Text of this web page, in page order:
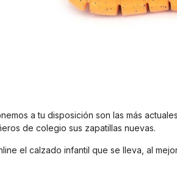
a tu disposición son las más
de colegio sus zapatillas nuevas.
el calzado infantil que se lleva, al